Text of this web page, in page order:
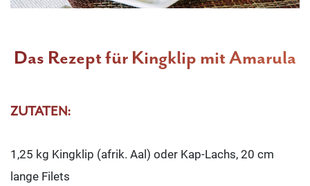
Das Rezept für Kingklip mit Amarula
ZUTATEN:
1,25 kg Kingklip (afrik. Aal) oder Kap-Lachs, 20 cm
lange Filets